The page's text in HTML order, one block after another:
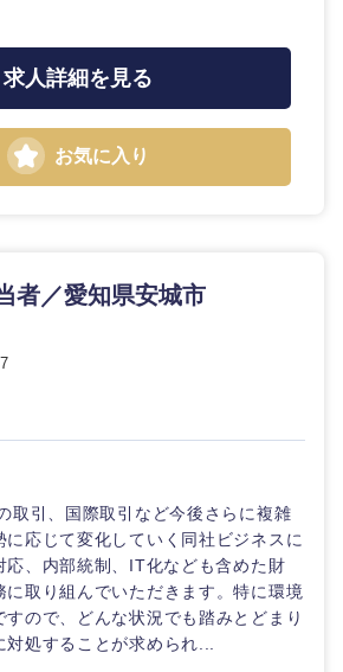
沖縄県
求人詳細を見る
お気に入り
者／愛知県安城市
取引、国際取引など今後さらに複雑
に応じて変化していく同社ビジネスに
応、内部統制、IT化なども含めた財
に取り組んでいただきます。特に環境
ので、どんな状況でも踏みとどまり
処することが求められ...